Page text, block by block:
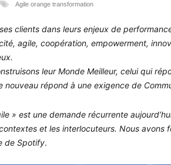
Agile orange transformation
clients dans leurs enjeux de
agile, coopération, empowerment,
leur Monde Meilleur, celui qui
nouveau répond à une exigence de
» est une demande récurrente
et les interlocuteurs. Nous avons
de Spotify.